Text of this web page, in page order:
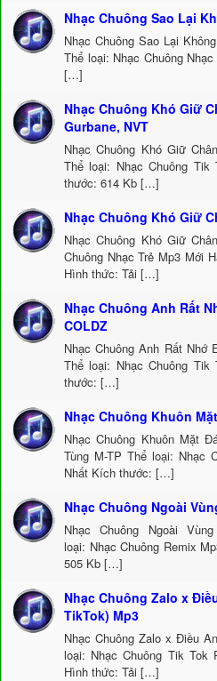
Nhạc Chuông Sao Lại
Nhạc Chuông Sao Lại
Thể loại: Nhạc Chuông
[…]
Nhạc Chuông Khó Giữ
Gurbane, NVT
Nhạc Chuông Khó Giữ
Thể loại: Nhạc Chuông
thước: 614 Kb […]
Nhạc Chuông Khó Giữ
Nhạc Chuông Khó Giữ
Chuông Nhạc Trẻ Mp3 Mới
Hình thức: Tải […]
Nhạc Chuông Anh Rất
COLDZ
Nhạc Chuông Anh Rất Nhớ
Thể loại: Nhạc Chuông
thước: […]
Nhạc Chuông Khuôn
Nhạc Chuông Khuôn Mặt
Tùng M-TP Thể loại: Nhạc
Nhất Kích thước: […]
Nhạc Chuông Ngoài
Nhạc Chuông Ngoài
loại: Nhạc Chuông Remix
505 Kb […]
Nhạc Chuông Zalo x
TikTok) Mp3
Nhạc Chuông Zalo x Điều
loại: Nhạc Chuông Tik
Hình thức: Tải […]